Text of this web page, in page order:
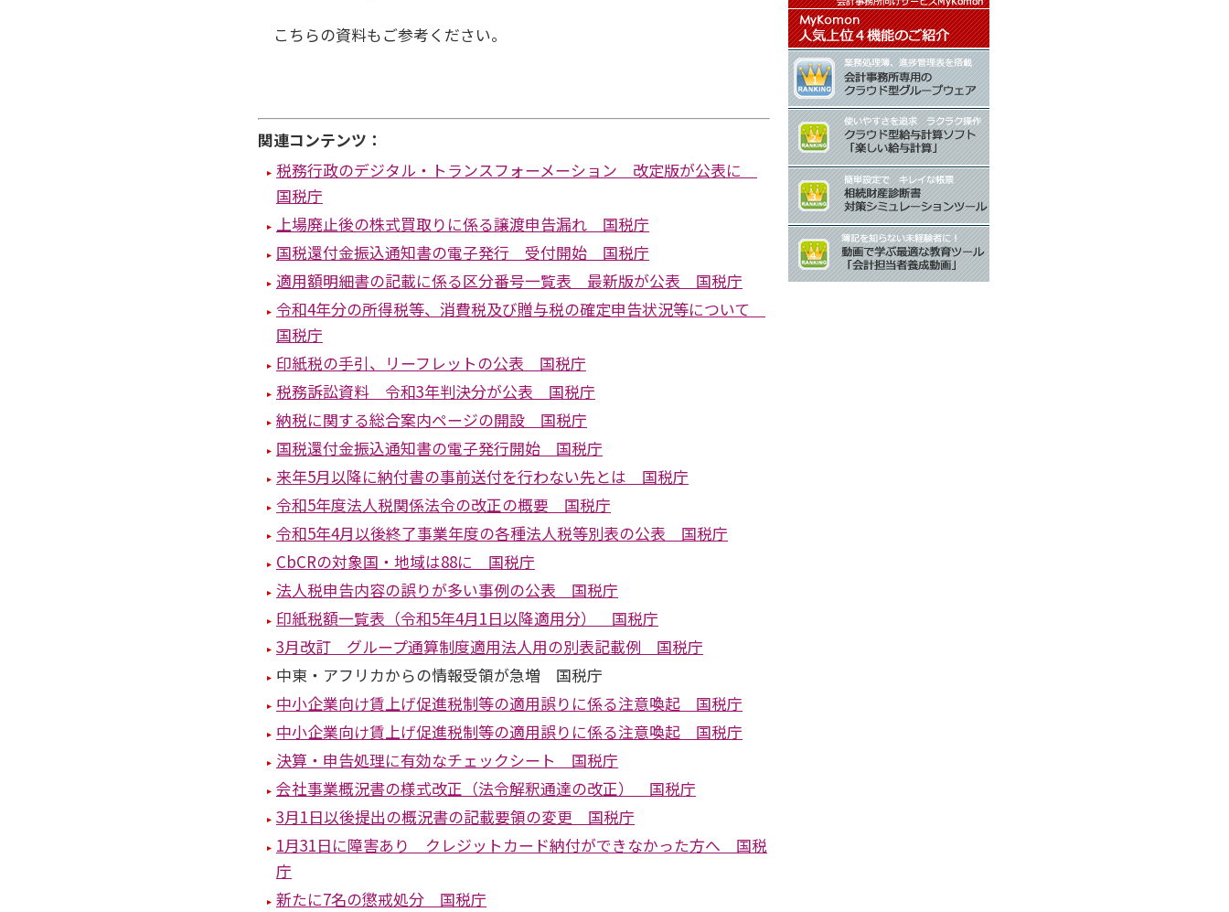
こちらの資料もご参考ください。
関連コンテンツ：
税務行政のデジタル・トランスフォーメーション 改定版が公表に
国税庁
上場廃止後の株式買取りに係る譲渡申告漏れ 国税庁
国税還付金振込通知書の電子発行 受付開始 国税庁
適用額明細書の記載に係る区分番号一覧表 最新版が公表 国税庁
令和4年分の所得税等、消費税及び贈与税の確定申告状況等について
国税庁
印紙税の手引、リーフレットの公表 国税庁
税務訴訟資料 令和3年判決分が公表 国税庁
納税に関する総合案内ページの開設 国税庁
国税還付金振込通知書の電子発行開始 国税庁
来年5月以降に納付書の事前送付を行わない先とは 国税庁
令和5年度法人税関係法令の改正の概要 国税庁
令和5年4月以後終了事業年度の各種法人税等別表の公表 国税庁
CbCRの対象国・地域は88に 国税庁
法人税申告内容の誤りが多い事例の公表 国税庁
印紙税額一覧表（令和5年4月1日以降適用分） 国税庁
3月改訂 グループ通算制度適用法人用の別表記載例 国税庁
中東・アフリカからの情報受領が急増 国税庁
中小企業向け賃上げ促進税制等の適用誤りに係る注意喚起 国税庁
中小企業向け賃上げ促進税制等の適用誤りに係る注意喚起 国税庁
決算・申告処理に有効なチェックシート 国税庁
会社事業概況書の様式改正（法令解釈通達の改正） 国税庁
3月1日以後提出の概況書の記載要領の変更 国税庁
1月31日に障害あり クレジットカード納付ができなかった方へ 国税
庁
新たに7名の懲戒処分 国税庁